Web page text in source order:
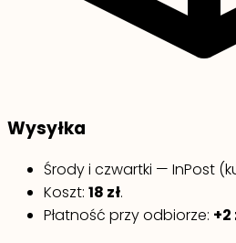
Wysyłka
Środy i czwartki — InPost
Koszt: 18 zł.
Płatność przy odbiorze: +2